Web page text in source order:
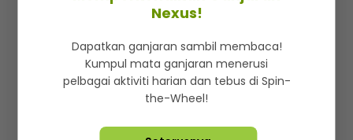
Iklan di SMG360
Terma & Syarat Dasar Privasi
Lebih hot, viral dan sensasi
Nexus!
Dapatkan ganjaran sambil membaca!
Kumpul mata ganjaran menerusi
pelbagai aktiviti harian dan tebus di Spin-
the-Wheel!